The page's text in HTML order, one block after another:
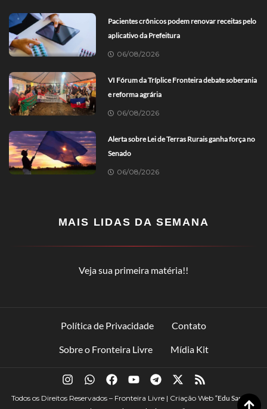
Pacientes crônicos podem renovar receitas pelo
aplicativo da Prefeitura
06/08/2026
VI Fórum da Tríplice Fronteira debate soberania
e reforma agrária
06/08/2026
Alerta sobre Lei de Terras Rurais ganha força no
Senado
06/08/2026
MAIS LIDAS DA SEMANA
Veja sua primeira matéria!!
Política de Privacidade Contato
Sobre o Fronteira Livre Mídia Kit
Todos os Direitos Reservados – Fronteira Livre | Criação Web “Edu Santana